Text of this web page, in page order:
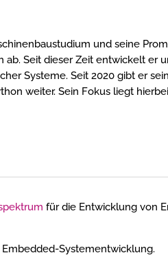
und seine
ab. Seit dieser Zeit entwickelt er
Systeme. Seit 2020 gibt er
weiter. Sein Fokus liegt
für die Entwicklung von
Systementwicklung.